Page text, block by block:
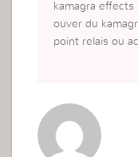
kamagra
ouver du
point relais ou